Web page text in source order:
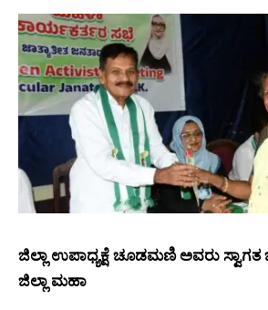
ಜಿಲ್ಲಾ ಉಪಾಧ್ಯಕ್ಷೆ ಚೂಡಮಣಿ ಅವರು
ಜಿಲ್ಲಾ ಮಹಾ